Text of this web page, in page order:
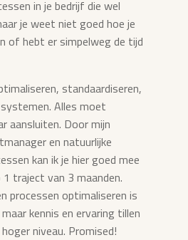
in je bedrijf die wel
je weet niet goed hoe je
of hebt er simpelweg de tijd
standaardiseren,
Alles moet
aansluiten. Door mijn
en natuurlijke
kan ik je hier goed mee
1 traject van 3 maanden.
processen optimaliseren is
kennis en ervaring tillen
niveau. Promised!